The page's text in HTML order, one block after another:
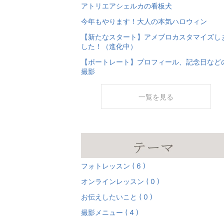
アトリエアシェルカの看板犬
今年もやります！大人の本気ハロウィン
【新たなスタート】アメブロカスタマイズし
した！（進化中）
【ポートレート】プロフィール、記念日など
撮影
一覧を見る
フォトレッスン ( 6 )
オンラインレッスン ( 0 )
お伝えしたいこと ( 0 )
撮影メニュー ( 4 )